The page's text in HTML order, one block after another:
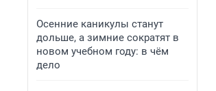
Осенние каникулы станут
дольше, а зимние сократят в
новом учебном году: в чём
дело